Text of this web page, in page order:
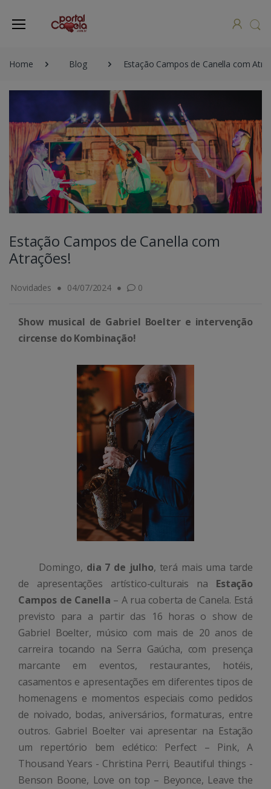
Home Blog Estação Campos de Canella com
Estação Campos de Canella com
Atrações!
Novidades 04/07/2024 0
Show musical de Gabriel Boelter e intervenção
circense do Kombinação!
Domingo, dia 7 de julho, terá mais uma tarde
de apresentações artístico-culturais na Estação
Campos de Canella – A rua coberta de Canela. Está
previsto para a partir das 16 horas o show de
Gabriel Boelter, músico com mais de 20 anos de
carreira tocando na Serra Gaúcha, com presença
marcante em eventos, restaurantes, hotéis,
casamentos e apresentações em diferentes tipos de
homenagens e momentos especiais como pedidos
de noivado, bodas, aniversários, formaturas, entre
outros. Gabriel Boelter vai apresentar na Estação
um repertório bem eclético: Perfect – Pink, A
Thousand Years - Christina Perri, Beautiful things -
Benson Boone, Love on top – Beyonce, Leave the